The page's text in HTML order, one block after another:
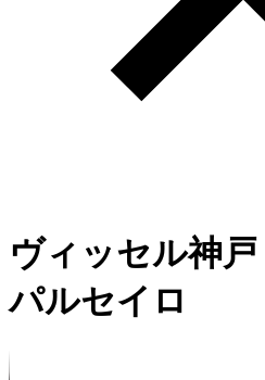
ヴィッセル神戸
パルセイロ